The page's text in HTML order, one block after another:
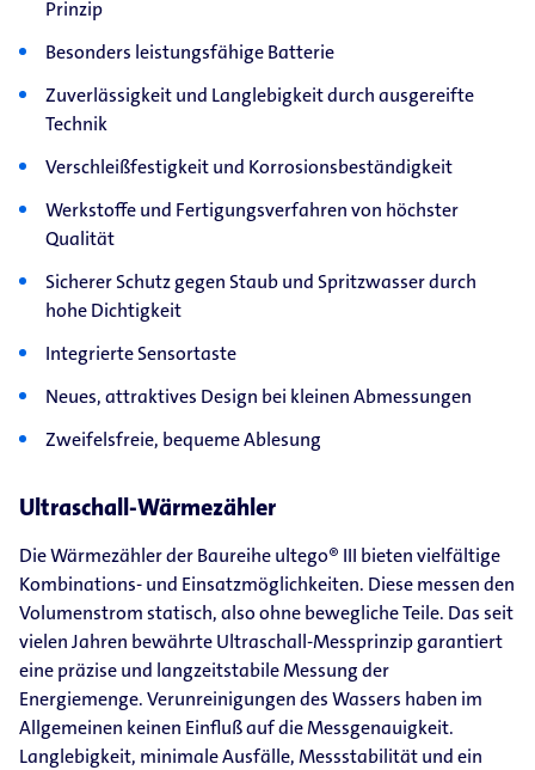
Prinzip
Besonders leistungsfähige Batterie
Zuverlässigkeit und Langlebigkeit durch ausgereifte
Technik
Verschleißfestigkeit und Korrosionsbeständigkeit
Werkstoffe und Fertigungsverfahren von höchster
Qualität
Sicherer Schutz gegen Staub und Spritzwasser durch
hohe Dichtigkeit
Integrierte Sensortaste
Neues, attraktives Design bei kleinen Abmessungen
Zweifelsfreie, bequeme Ablesung
Ultraschall-Wärmezähler
Die Wärmezähler der Baureihe ultego® III bieten vielfältige
Kombinations- und Einsatzmöglichkeiten. Diese messen den
Volumenstrom statisch, also ohne bewegliche Teile. Das seit
vielen Jahren bewährte Ultraschall-Messprinzip garantiert
eine präzise und langzeitstabile Messung der
Energiemenge. Verunreinigungen des Wassers haben im
Allgemeinen keinen Einfluß auf die Messgenauigkeit.
Langlebigkeit, minimale Ausfälle, Messstabilität und ein